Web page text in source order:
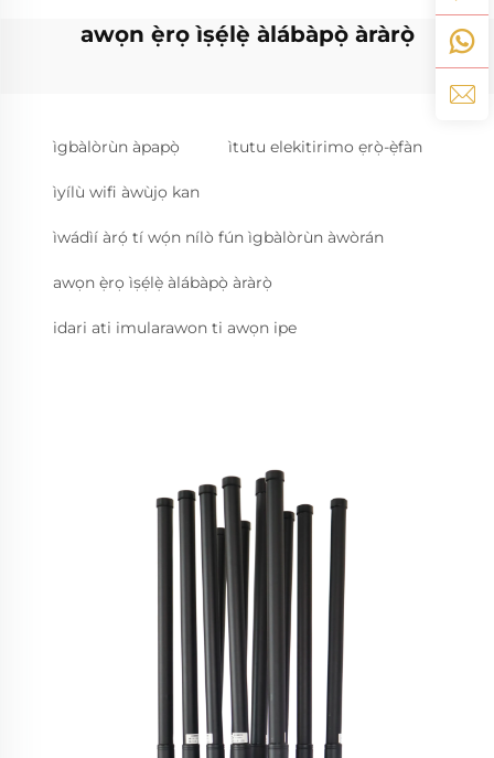
awọn ẹ̀rọ ìṣẹ́lẹ̀ àlábàpọ̀ àràrọ̀
ìgbàlòrùn àpapọ̀ ìtutu elekitirimo ẹrọ̀-ẹ̀fàn
ìyílù wifi àwùjọ kan
ìwádìí àrọ́ tí wọ́n nílò fún ìgbàlòrùn àwòrán
awọn ẹ̀rọ ìṣẹ́lẹ̀ àlábàpọ̀ àràrọ̀
idari ati imularawon ti awọn ipe